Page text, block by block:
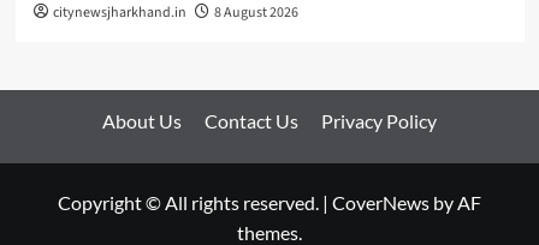
citynewsjharkhand.in 8 August 2026
About Us Contact Us Privacy Policy
Copyright © All rights reserved. | CoverNews by AF
themes.